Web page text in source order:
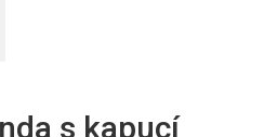
s kapucí